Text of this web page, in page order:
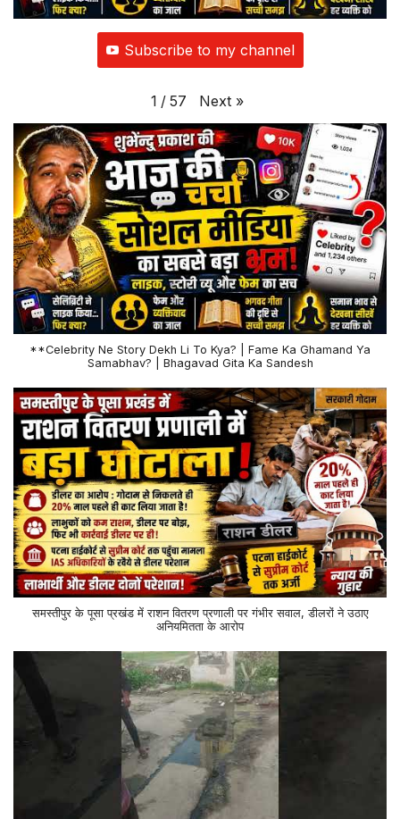
Subscribe to my channel
1 / 57 Next »
**Celebrity Ne Story Dekh Li To Kya? | Fame Ka Ghamand Ya
Samabhav? | Bhagavad Gita Ka Sandesh
समस्तीपुर के पूसा प्रखंड में राशन वितरण प्रणाली पर गंभीर सवाल, डीलरों ने उठाए
अनियमितता के आरोप